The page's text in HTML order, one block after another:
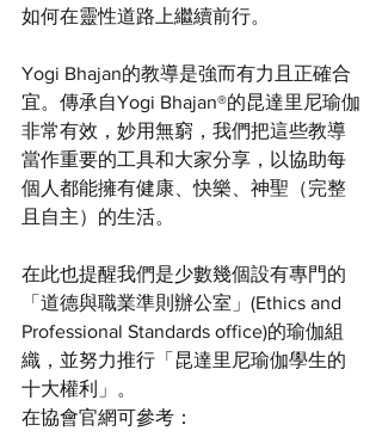
如何在靈性道路上繼續前行。
Yogi Bhajan的教導是強而有力且正確合
宜。傳承自Yogi Bhajan®的昆達里尼瑜伽
非常有效，妙用無窮，我們把這些教導
當作重要的工具和大家分享，以協助每
個人都能擁有健康、快樂、神聖（完整
且自主）的生活。
在此也提醒我們是少數幾個設有專門的
「道德與職業準則辦公室」(Ethics and
Professional Standards office)的瑜伽組
織，並努力推行「昆達里尼瑜伽學生的
十大權利」。
在協會官網可參考：